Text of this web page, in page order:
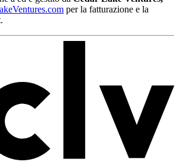
per la fatturazione e la